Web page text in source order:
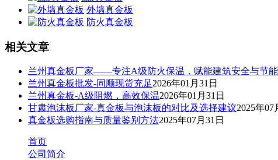
外墙真金板
防火真金板
相关文章
兰州真金板厂家——专注A级防火保温，赋能建筑安全与节
兰州真金板批发-同顺现货充足2026年01月31日
兰州真金板-A级阻燃，高效保温2026年01月31日
甘肃泡沫板厂家-真金板与泡沫板的对比及选择建议2025年07
真金板选购指南与质量鉴别方法2025年07月31日
首页
公司简介